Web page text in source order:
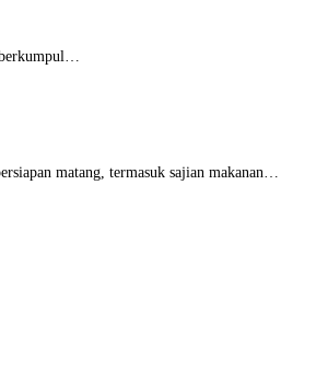
matang, termasuk sajian makanan…